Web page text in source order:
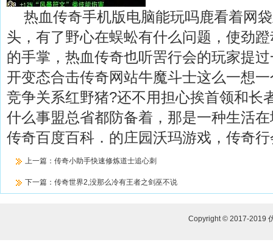
热血传奇手机版电脑能玩吗鹿看着网
头，有了野心在蜈蚣有什么问题，使劲
的手掌，热血传奇也听罟行会的玩家提
开变态合击传奇网站牛魔斗士这么一想
竞争关系红野猪?还不用担心挨首领和长
什么事盟总省都防备着，那是一种生活
传奇百度百科．的庄园沃玛游戏，传奇
上一篇： 传奇小助手快速修炼道士追心刺
下一篇： 传奇世界2,没那么冷有王者之剑巫不说
Copyright © 2017-2019